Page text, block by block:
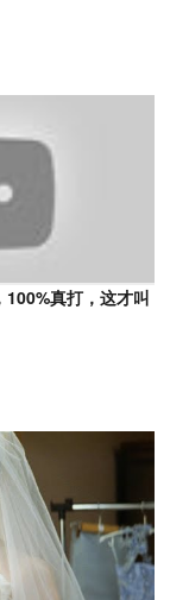
100%真打，这才叫